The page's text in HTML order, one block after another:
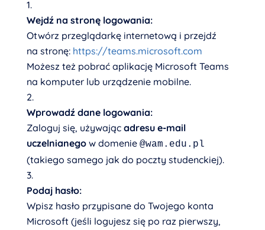
Wejdź na stronę logowania:
Otwórz przeglądarkę internetową i przejdź
na stronę: https://teams.microsoft.com
Możesz też pobrać aplikację Microsoft Teams
na komputer lub urządzenie mobilne.
Wprowadź dane logowania:
Zaloguj się, używając adresu e-mail
uczelnianegow domenie @wam.edu.pl
(takiego samego jak do poczty studenckiej).
Podaj hasło:
Wpisz hasło przypisane do Twojego konta
Microsoft (jeśli logujesz się po raz pierwszy,